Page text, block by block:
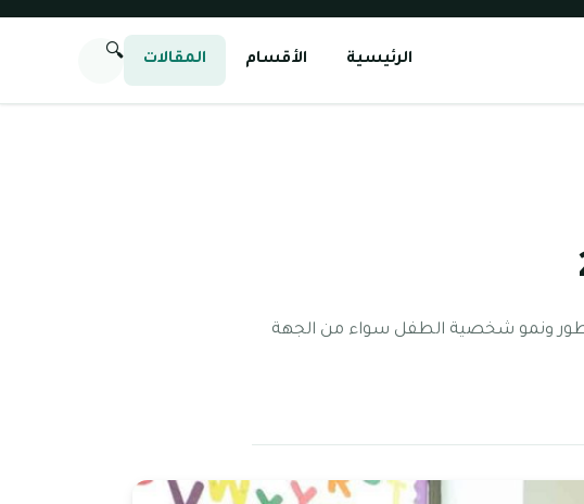
الرئيسية الأقسام المقالات 🔍
تطور ونمو شخصية الطفل سواء من الجهة